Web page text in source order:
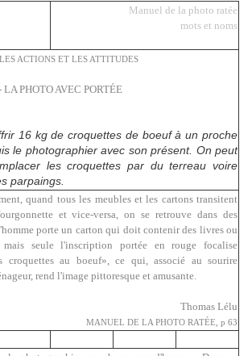
Manuel de la photo ratée
mots et noms
ACTIONS ET LES ATTITUDES
LA PHOTO AVEC PORTÉE
16 kg de croquettes de boeuf à un proche
le photographier avec son présent. On peut
les croquettes par du terreau voire
parpaings.
quand tous les meubles et les cartons transitent
et vice-versa, on se retrouve dans des
porte un carton qui doit contenir des livres ou
mais seule l'inscription portée en rouge focalise
croquettes au boeuf», ce qui, associé au sourire
rend l'image pittoresque et amusante.
Thomas Lélu
MANUEL DE LA PHOTO RATÉE, p 63